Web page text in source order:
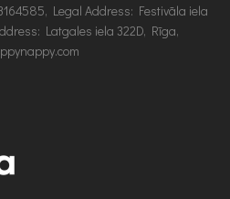
Legal Address: Festivāla iela
Latgales iela 322D, Rīga,